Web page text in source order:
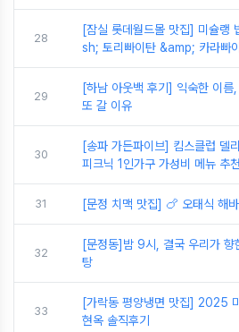
28
[잠실 롯데월드몰 맛집] 미슐랭
sh; 토리빠이탄 &amp; 카라빠
29
[하남 아웃백 후기] 익숙한 이
또 갈 이유
30
[송파 가든파이브] 킴스클럽 델
피크닉 1인가구 가성비 메뉴 추천
31 [문정 치맥 맛집] 🍗 오태식 해
32
[문정동]밤 9시, 결국 우리가
탕
33
[가락동 평양냉면 맛집] 2025
현옥 솔직후기